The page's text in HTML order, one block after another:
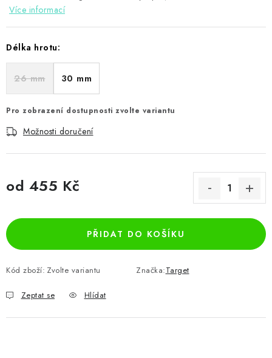
Více informací
Délka hrotu:
26 mm 30 mm
Pro zobrazení dostupnosti zvolte variantu
Možnosti doručení
od 455 Kč
PŘIDAT DO KOŠÍKU
Kód zboží: Zvolte variantu Značka:Target
Zeptat se Hlídat